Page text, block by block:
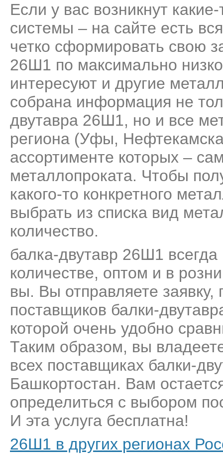
Если у вас возникнут
системы – на сайте есть
четко сформировать свою
26Ш1 по максимально
интересуют и другие
собрана информация не
двутавра 26Ш1, но и все
региона (Уфы,
ассортименте которых –
металлопроката. Чтобы
какого-то конкретного
выбрать из списка вид
количество.
балка-двутавр 26Ш1
количестве, оптом и в
вы. Вы отправляете заявку,
поставщиков балки-
которой очень удобно
Таким образом, вы
всех поставщиках балки-
Башкортостан. Вам
определиться с выбором
И эта услуга бесплатна!
26Ш1 в других регионах